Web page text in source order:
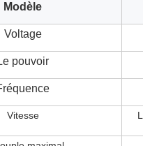
Modèle
Voltage
pouvoir
Vitesse